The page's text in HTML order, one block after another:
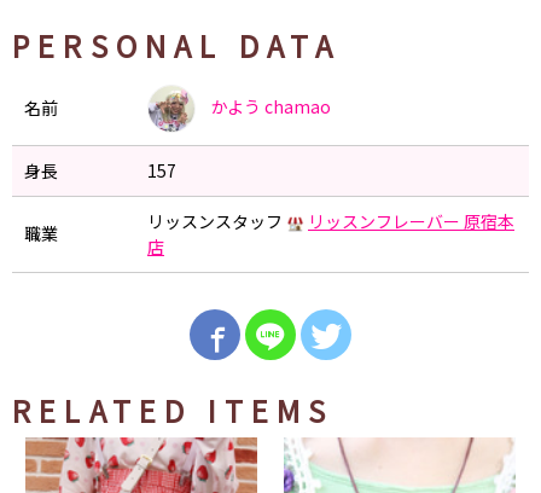
PERSONAL DATA
名前 かよう chamao
身長 157
職業 リッスンスタッフ
リッスンフレーバー 原宿本
店
RELATED ITEMS